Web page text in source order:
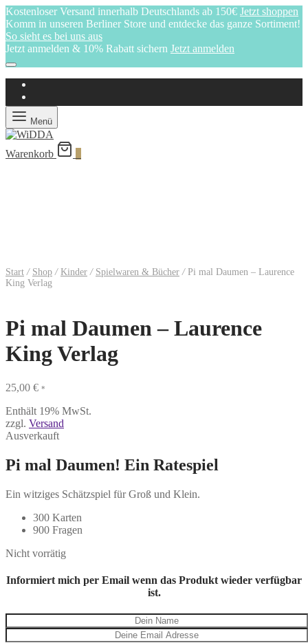
Kostenloser Versand innerhalb Deutschlands ab 150€ Jetzt shoppen
Komm in unseren Berliner Store und entdecke das ganze Sortiment!
So sieht es bei uns aus
Jetzt anmelden & 10% Rabatt sichern Jetzt anmelden
Menü
Warenkorb
Start / Shop / Kinder / Spielwaren & Bücher /Pi mal Daumen – Laurence
King Verlag
Pi mal Daumen – Laurence
King Verlag
25,00 € *
Enthält 19% MwSt.
zzgl. Versand
Ausverkauft
Pi mal Daumen! Ein Ratespiel
Ein witziges Schätzspiel für Groß und Klein.
300 Karten
900 Fragen
Nicht vorrätig
Informiert mich per Email wenn das Produkt wieder verfügbar
ist.